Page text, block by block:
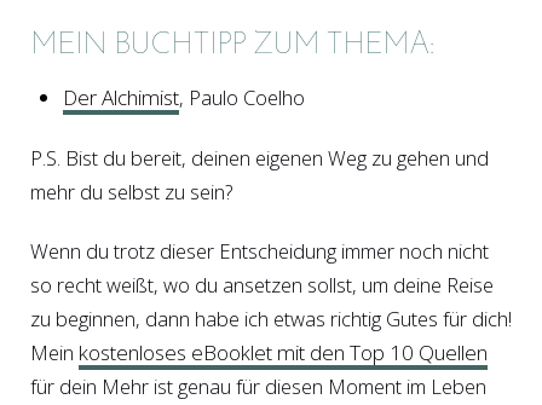
MEIN BUCHTIPP ZUM THEMA:
Der Alchimist, Paulo Coelho
P.S. Bist du bereit, deinen eigenen Weg zu gehen und
mehr du selbst zu sein?
Wenn du trotz dieser Entscheidung immer noch nicht
so recht weißt, wo du ansetzen sollst, um deine Reise
zu beginnen, dann habe ich etwas richtig Gutes für dich!
Mein kostenloses eBooklet mit den Top 10 Quellen
für dein Mehr ist genau für diesen Moment im Leben